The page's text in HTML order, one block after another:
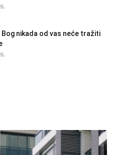
Bog nikada od vas neće tražiti